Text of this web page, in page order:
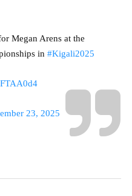
Megan Arens at the
in #Kigali2025
23, 2025